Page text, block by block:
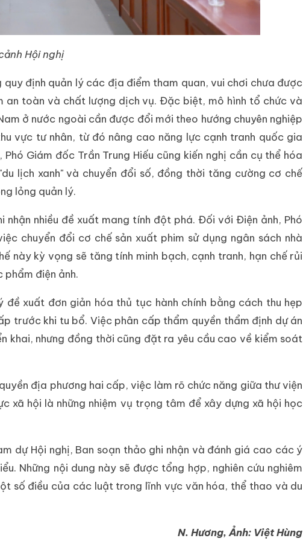
Hội nghị
định quản lý các địa điểm tham quan, vui chơi chưa được
an toàn và chất lượng dịch vụ. Đặc biệt, mô hình tổ chức và
ở nước ngoài cần được đổi mới theo hướng chuyên nghiệp
vực tư nhân, từ đó nâng cao năng lực cạnh tranh quốc gia
Giám đốc Trần Trung Hiếu cũng kiến nghị cần cụ thể hóa
lịch xanh" và chuyển đổi số, đồng thời tăng cường cơ chế
lỏng quản lý.
nhận nhiều đề xuất mang tính đột phá. Đối với Điện ảnh, Phó
chuyển đổi cơ chế sản xuất phim sử dụng ngân sách nhà
này kỳ vọng sẽ tăng tính minh bạch, cạnh tranh, hạn chế rủi
điện ảnh.
xuất đơn giản hóa thủ tục hành chính bằng cách thu hẹp
trước khi tu bổ. Việc phân cấp thẩm quyền thẩm định dự án
khai, nhưng đồng thời cũng đặt ra yêu cầu cao về kiểm soát
địa phương hai cấp, việc làm rõ chức năng giữa thư viện
xã hội là những nhiệm vụ trọng tâm để xây dựng xã hội học
dự Hội nghị, Ban soạn thảo ghi nhận và đánh giá cao các ý
Những nội dung này sẽ được tổng hợp, nghiên cứu nghiêm
số điều của các luật trong lĩnh vực văn hóa, thể thao và du
N. Hương, Ảnh: Việt Hùng